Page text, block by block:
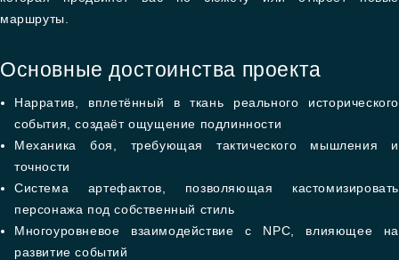
маршруты.
Основные достоинства проекта
Нарратив, вплетённый в ткань реального исторического
события, создаёт ощущение подлинности
Механика боя, требующая тактического мышления и
точности
Система артефактов, позволяющая кастомизировать
персонажа под собственный стиль
Многоуровневое взаимодействие с NPC, влияющее на
развитие событий